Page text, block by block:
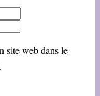
site web dans le